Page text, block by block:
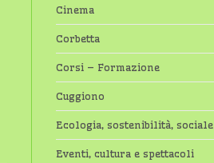
Cinema
Corbetta
Corsi – Formazione
Cuggiono
Ecologia, sostenibilità, sociale
Eventi, cultura e spettacoli